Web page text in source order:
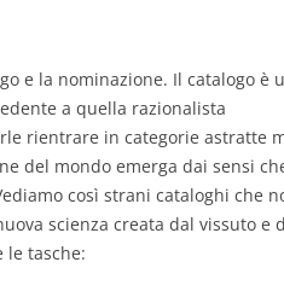
e la nominazione. Il catalogo è
a quella razionalista
rientrare in categorie astratte
del mondo emerga dai sensi
così strani cataloghi che
scienza creata dal vissuto e
le tasche: